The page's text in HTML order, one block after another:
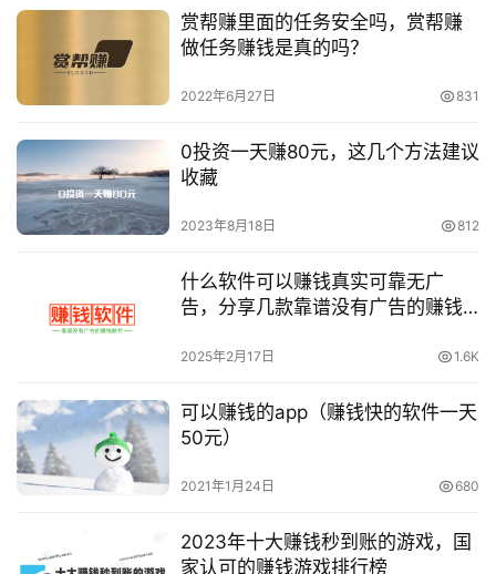
赏帮赚里面的任务安全吗，赏帮赚
做任务赚钱是真的吗？
2022年6月27日 831
0投资一天赚80元，这几个方法建议
收藏
2023年8月18日 812
什么软件可以赚钱真实可靠无广
告，分享几款靠谱没有广告的赚钱
2025年2月17日 1.6K
可以赚钱的app（赚钱快的软件一天
50元）
2021年1月24日 680
2023年十大赚钱秒到账的游戏，国
家认可的赚钱游戏排行榜